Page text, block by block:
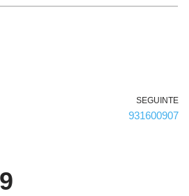
ó
SEGUINTE
931600907